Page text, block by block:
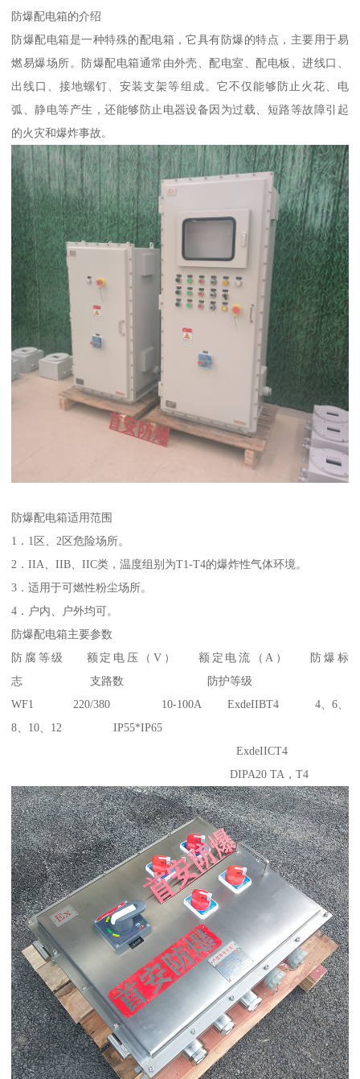
防爆配电箱的介绍
防爆配电箱是一种特殊的配电箱，它具有防爆的特点，主要用于易
燃易爆场所。防爆配电箱通常由外壳、配电室、配电板、进线口、
出线口、接地螺钉、安装支架等组成。它不仅能够防止火花、电
弧、静电等产生，还能够防止电器设备因为过载、短路等故障引起
的火灾和爆炸事故。
防爆配电箱适用范围
1．1区、2区危险场所。
2．IIA、IIB、IIC类，温度组别为T1-T4的爆炸性气体环境。
3．适用于可燃性粉尘场所。
4．户内、户外均可。
防爆配电箱主要参数
防腐等级 额定电压（V） 额定电流（A） 防爆标
志 支路数 防护等级
WF1 220/380 10-100A ExdeIIBT4 4、6、
8、10、12 IP55*IP65
ExdeIICT4
DIPA20 TA，T4